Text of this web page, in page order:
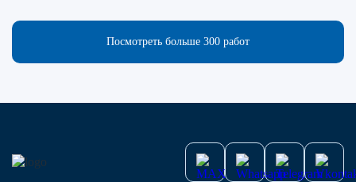
Посмотреть больше 300 работ